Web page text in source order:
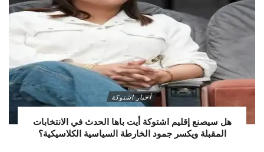
أخبار اشتوكة
هل سيصنع إقليم اشتوكة أيت باها الحدث في الانتخابات
المقبلة ويكسر جمود الخارطة السياسية الكلاسيكية؟